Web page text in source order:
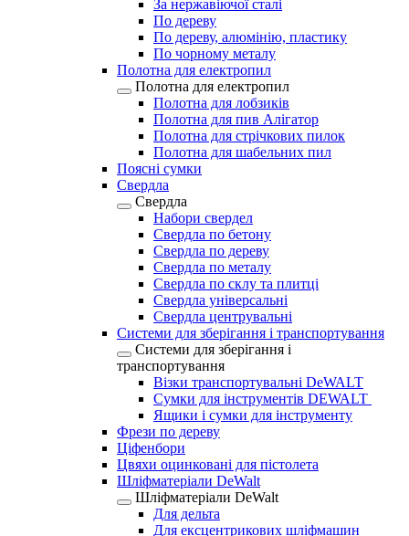
За нержавіючої сталі
По дереву
По дереву, алюмінію, пластику
По чорному металу
Полотна для електропил
Полотна для електропил
Полотна для лобзиків
Полотна для пив Алігатор
Полотна для стрічкових пилок
Полотна для шабельних пил
Поясні сумки
Свердла
Свердла
Набори свердел
Свердла по бетону
Свердла по дереву
Свердла по металу
Свердла по склу та плитці
Свердла універсальні
Свердла центрувальні
Системи для зберігання і транспортування
Системи для зберігання і
транспортування
Візки транспортувальні DeWALT
Сумки для інструментів DEWALT
Ящики і сумки для інструменту
Фрези по дереву
Ціфенбори
Цвяхи оцинковані для пістолета
Шліфматеріали DeWalt
Шліфматеріали DeWalt
Для дельта
Для ексцентрикових шліфмашин